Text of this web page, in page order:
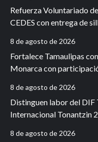
Refuerza Voluntariado
CEDES con entrega de
8 de agosto de 2026
Fortalece Tamaulipas
Monarca con
8 de agosto de 2026
Distinguen labor del DIF
Internacional Tonantzin
8 de agosto de 2026